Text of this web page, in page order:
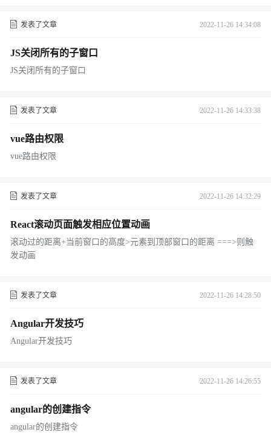
发表了文章 2022-11-26 14:34:08
JS关闭所有的子窗口
JS关闭所有的子窗口
发表了文章 2022-11-26 14:33:38
vue路由权限
vue路由权限
发表了文章 2022-11-26 14:32:29
React滚动页面触发相应位置动画
滚动过的距离+当前窗口的高度>元素到顶部窗口的距离 ===>则触
发动画
发表了文章 2022-11-26 14:28:50
Angular开发技巧
Angular开发技巧
发表了文章 2022-11-26 14:26:55
angular的创建指令
angular的创建指令